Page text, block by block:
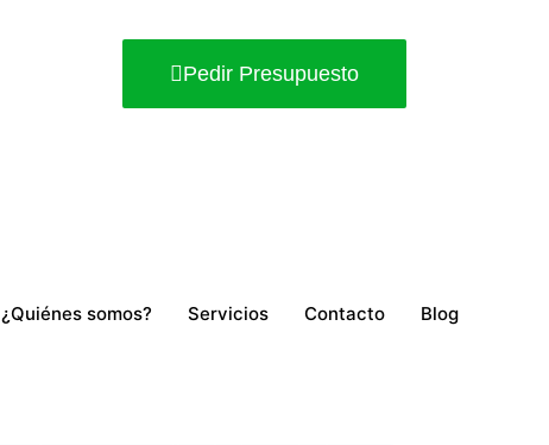
Pedir Presupuesto
¿Quiénes somos? Servicios Contacto Blog